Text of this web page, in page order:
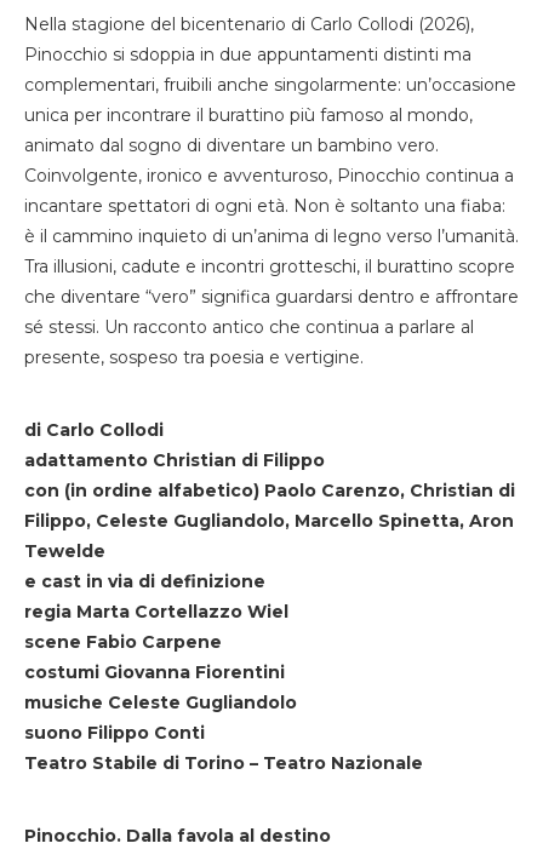
Nella stagione del bicentenario di Carlo Collodi (2026),
Pinocchio si sdoppia in due appuntamenti distinti ma
complementari, fruibili anche singolarmente: un’occasione
unica per incontrare il burattino più famoso al mondo,
animato dal sogno di diventare un bambino vero.
Coinvolgente, ironico e avventuroso, Pinocchio continua a
incantare spettatori di ogni età. Non è soltanto una fiaba:
è il cammino inquieto di un’anima di legno verso l’umanità.
Tra illusioni, cadute e incontri grotteschi, il burattino scopre
che diventare “vero” significa guardarsi dentro e affrontare
sé stessi. Un racconto antico che continua a parlare al
presente, sospeso tra poesia e vertigine.
di Carlo Collodi
adattamento Christian di Filippo
con (in ordine alfabetico) Paolo Carenzo, Christian di
Filippo, Celeste Gugliandolo, Marcello Spinetta, Aron
Tewelde
e cast in via di definizione
regia Marta Cortellazzo Wiel
scene Fabio Carpene
costumi Giovanna Fiorentini
musiche Celeste Gugliandolo
suono Filippo Conti
Teatro Stabile di Torino – Teatro Nazionale
Pinocchio. Dalla favola al destino